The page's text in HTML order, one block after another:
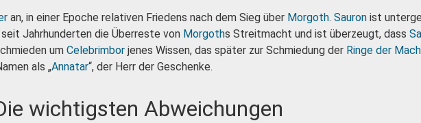
an, in einer Epoche relativen Friedens nach dem Sieg über Morgoth. Sauron ist
Jahrhunderten die Überreste von Morgoths Streitmacht und ist überzeugt, dass
um Celebrimbor jenes Wissen, das später zur Schmiedung der Ringe der
als „Annatar“, der Herr der Geschenke.
wichtigsten Abweichungen